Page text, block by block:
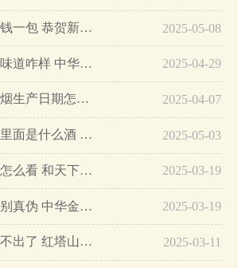
恭贺新禧香烟多少钱一包 恭贺新禧香烟价格表和图片… 2025-05-08
中华金中支好抽吗味道咋样 中华金中支口感特点介绍… 2025-04-29
南京金陵十二钗香烟生产日期怎么看 南京金陵十二钗香烟保质期… 2025-04-07
贵烟国酒香30爆珠里面是什么酒 贵烟国酒香30怎么辨别真假… 2025-05-03
和天下烟生产日期怎么看 和天下烟真假辨别方法六个方面… 2025-03-19
中华金中支如何辨别真伪 中华金中支真假烟鉴别方法… 2025-03-19
红塔山软新为什么不出了 红塔山软新烟停售原因详解… 2025-03-11